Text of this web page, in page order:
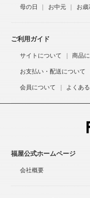
母の日 お中元 お歳
ご利用ガイド
サイトについて 商品
お支払い・配送について
会員について よくあ
福屋公式ホームページ
会社概要